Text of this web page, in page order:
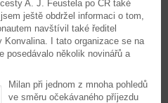
A. J. Feustela po ČR také
ještě obdržel informaci o tom,
navštívil také ředitel
Konvalina. I tato organizace se na
posedávalo několik novinářů a
Milan při jednom z mnoha pohledů
ve směru očekávaného příjezdu